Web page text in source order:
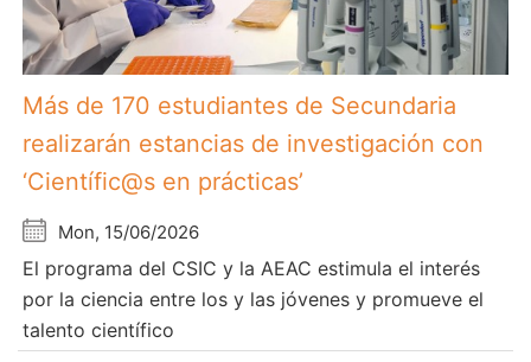
Más de 170 estudiantes de Secundaria
realizarán estancias de investigación con
‘Científic@s en prácticas’
Mon, 15/06/2026
El programa del CSIC y la AEAC estimula el interés
por la ciencia entre los y las jóvenes y promueve el
talento científico